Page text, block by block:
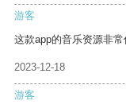
游客
这款app的音乐资源非常
2023-12-18
游客